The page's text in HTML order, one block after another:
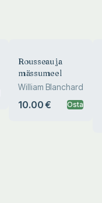
Rousseau ja
mässumeel
William Blanchard
10.00 € Osta